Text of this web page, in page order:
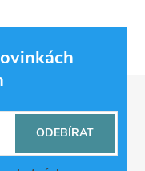
ODEBÍRAT